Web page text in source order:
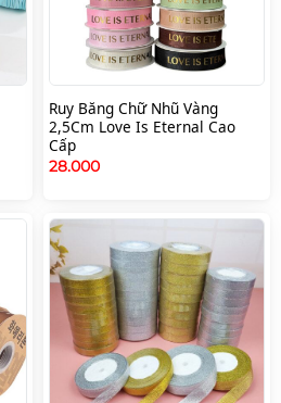
Ruy Băng Chữ Nhũ Vàng
2,5Cm Love Is Eternal Cao
Cấp
28.000